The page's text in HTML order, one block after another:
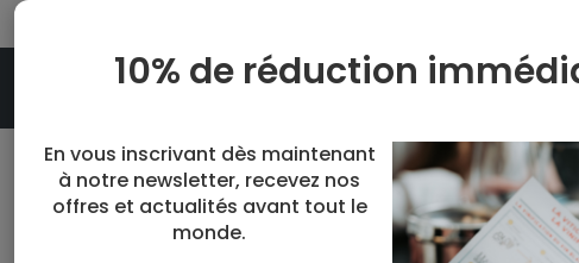
Accueil Blog Actu et offres de
10% de réduction
En vous inscrivant dès maintenant
à notre newsletter, recevez nos
offres et actualités avant tout le
monde.